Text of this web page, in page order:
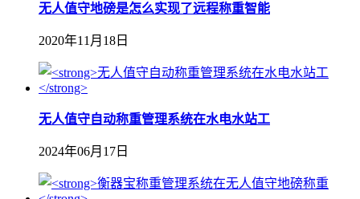
无人值守地磅是怎么实现了远程称重智能
2020年11月18日
无人值守自动称重管理系统在水电水站工
2024年06月17日